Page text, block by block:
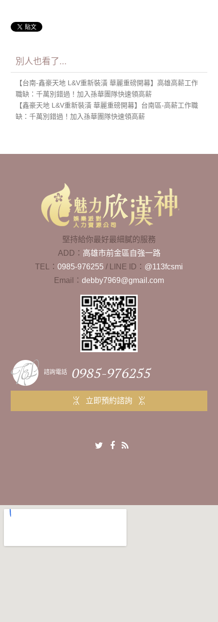
別人也看了...
【台南-鑫豪天地 L&V重新裝潢 華麗重磅開幕】高雄高薪工作
職缺：千萬別錯過！加入孫華團隊快速領高薪
【鑫豪天地 L&V重新裝潢 華麗重磅開幕】台南區-高薪工作職
缺：千萬別錯過！加入孫華團隊快速領高薪
堅持給你最好最細膩的服務
ADD： 高雄市前金區自強一路
TEL： 0985-976255 / LINE ID： @113fcsmi
Email： debby7969@gmail.com
諮詢電話 0985-976255
立即預約諮詢